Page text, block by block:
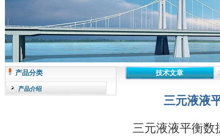
产品分类
产品介绍
技术文章
三元液液
三元液液平衡